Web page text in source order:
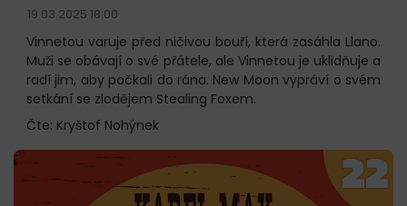
19.03.2025 18:00
Vinnetou varuje před ničivou bouří, která zasáhla Llano.
Muži se obávají o své přátele, ale Vinnetou je uklidňuje a
radí jim, aby počkali do rána. New Moon vypráví o svém
setkání se zlodějem Stealing Foxem.
Čte: Kryštof Nohýnek